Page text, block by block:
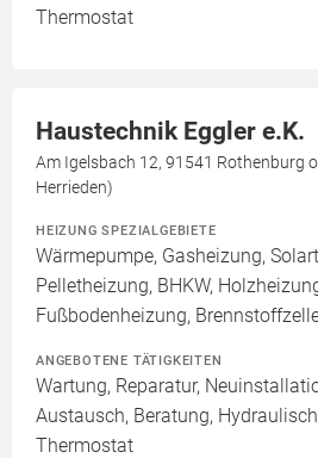
Thermostat
Haustechnik Eggler e.K.
Am Igelsbach 12, 91541 Rothenburg
Herrieden)
HEIZUNG SPEZIALGEBIETE
Wärmepumpe, Gasheizung,
Pelletheizung, BHKW,
Fußbodenheizung,
ANGEBOTENE TÄTIGKEITEN
Wartung, Reparatur,
Austausch, Beratung,
Thermostat